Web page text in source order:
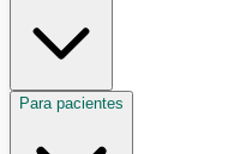
Para pacientes